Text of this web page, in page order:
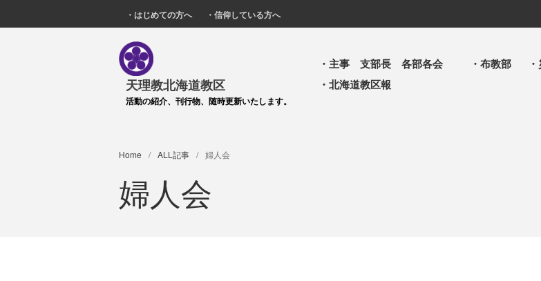
・はじめての方へ ・信仰している方へ
天理教北海道教区
活動の紹介、刊行物、随時更新いたします。
・主事 支部長 各部各会 ・布教部
・北海道教区報
Home / ALL記事 / 婦人会
婦人会